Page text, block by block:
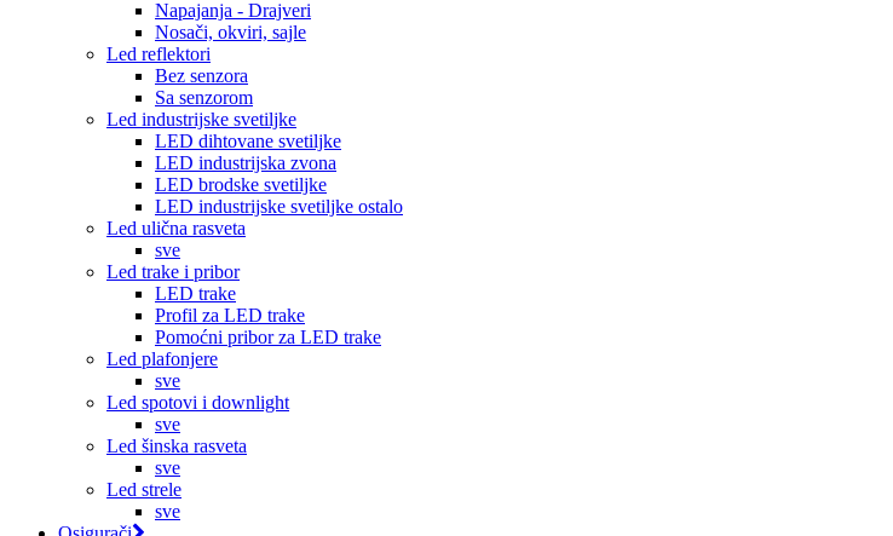
Napajanja - Drajveri
Nosači, okviri, sajle
Led reflektori
Bez senzora
Sa senzorom
Led industrijske svetiljke
LED dihtovane svetiljke
LED industrijska zvona
LED brodske svetiljke
LED industrijske svetiljke ostalo
Led ulična rasveta
sve
Led trake i pribor
LED trake
Profil za LED trake
Pomoćni pribor za LED trake
Led plafonjere
sve
Led spotovi i downlight
sve
Led šinska rasveta
sve
Led strele
sve